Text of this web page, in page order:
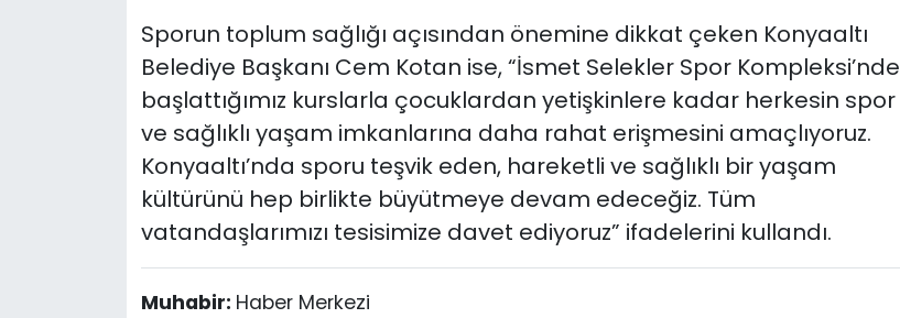
Sporun toplum sağlığı açısından önemine dikkat çeken Konyaaltı
Belediye Başkanı Cem Kotan ise, “İsmet Selekler Spor Kompleksi’nde
başlattığımız kurslarla çocuklardan yetişkinlere kadar herkesin spor
ve sağlıklı yaşam imkanlarına daha rahat erişmesini amaçlıyoruz.
Konyaaltı’nda sporu teşvik eden, hareketli ve sağlıklı bir yaşam
kültürünü hep birlikte büyütmeye devam edeceğiz. Tüm
vatandaşlarımızı tesisimize davet ediyoruz” ifadelerini kullandı.
Muhabir: Haber Merkezi